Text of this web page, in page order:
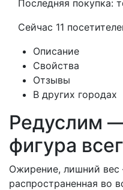
Последняя покупка:
Сейчас 11
Описание
Свойства
Отзывы
В других городах
Редуслим
фигура
Ожирение, лишний
распространенная во